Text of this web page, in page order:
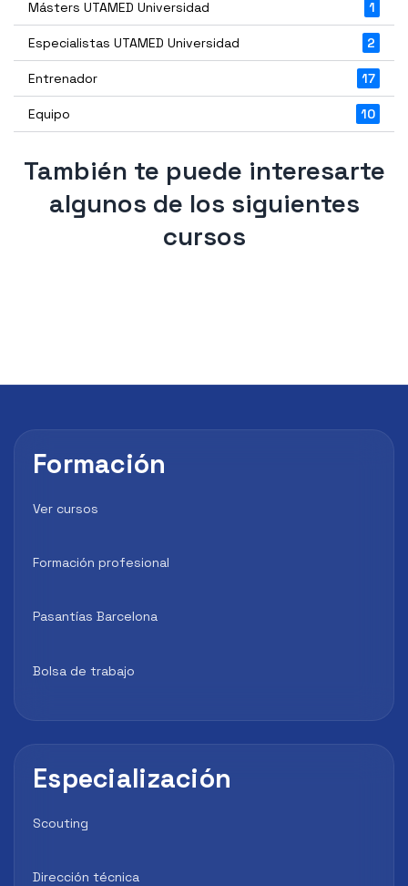
Másters UTAMED Universidad 1
Especialistas UTAMED Universidad 2
Entrenador 17
Equipo 10
También te puede interesarte
algunos de los siguientes
cursos
Formación
Ver cursos
Formación profesional
Pasantías Barcelona
Bolsa de trabajo
Especialización
Scouting
Dirección técnica